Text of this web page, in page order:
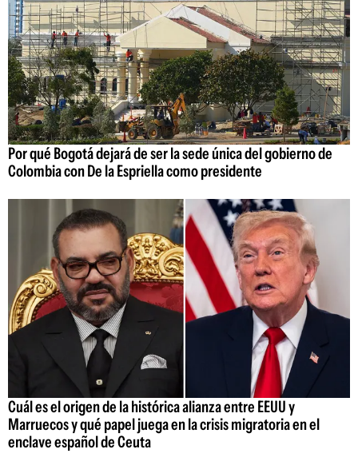
Por qué Bogotá dejará de ser la sede única del gobierno de
Colombia con De la Espriella como presidente
Cuál es el origen de la histórica alianza entre EEUU y
Marruecos y qué papel juega en la crisis migratoria en el
enclave español de Ceuta